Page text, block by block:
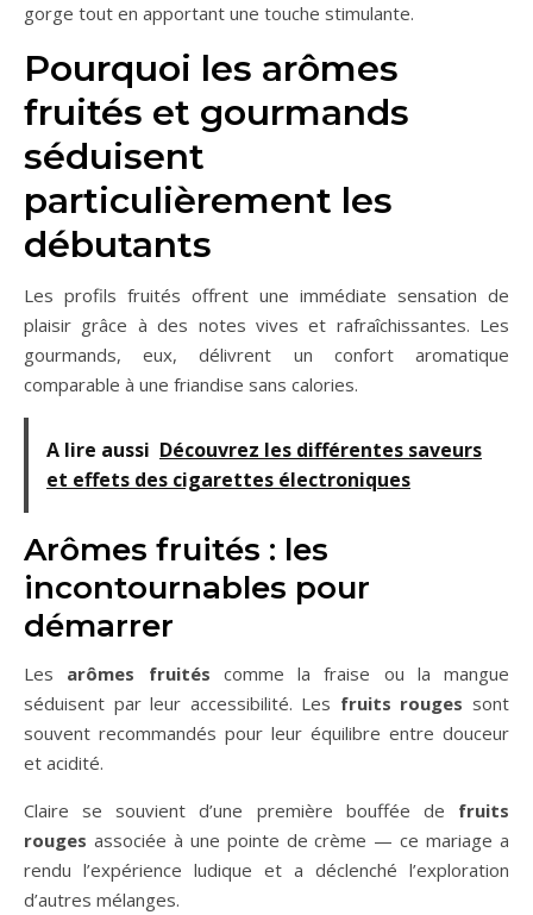
gorge tout en apportant une touche stimulante.
Pourquoi les arômes
fruités et gourmands
séduisent
particulièrement les
débutants
Les profils fruités offrent une immédiate sensation de
plaisir grâce à des notes vives et rafraîchissantes. Les
gourmands, eux, délivrent un confort aromatique
comparable à une friandise sans calories.
A lire aussi Découvrez les différentes saveurs
et effets des cigarettes électroniques
Arômes fruités : les
incontournables pour
démarrer
Les arômes fruités comme la fraise ou la mangue
séduisent par leur accessibilité. Les fruits rouges sont
souvent recommandés pour leur équilibre entre douceur
et acidité.
Claire se souvient d’une première bouffée de fruits
rouges associée à une pointe de crème — ce mariage a
rendu l’expérience ludique et a déclenché l’exploration
d’autres mélanges.